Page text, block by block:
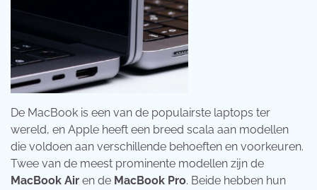
De MacBook is een van de populairste laptops ter
wereld, en Apple heeft een breed scala aan modellen
die voldoen aan verschillende behoeften en voorkeuren.
Twee van de meest prominente modellen zijn de
MacBook Air en de MacBook Pro. Beide hebben hun